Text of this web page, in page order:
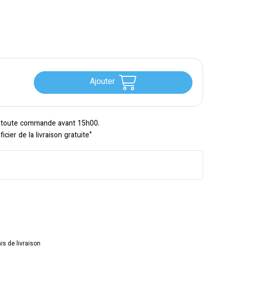
Ajouter
commande avant 15h00.
de la livraison gratuite*
de livraison